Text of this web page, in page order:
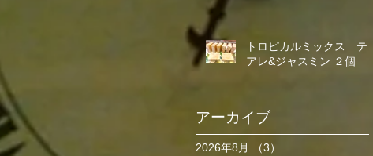
トロピカルミックス ティ
アレ&ジャスミン ２個
アーカイブ
2026年8月 （3）